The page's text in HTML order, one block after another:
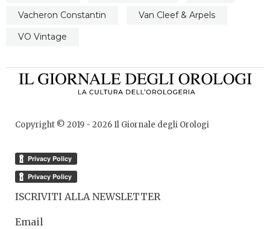
Vacheron Constantin
Van Cleef & Arpels
VO Vintage
Copyright © 2019 - 2026Il Giornale degli Orologi
ISCRIVITI ALLA NEWSLETTER
Email